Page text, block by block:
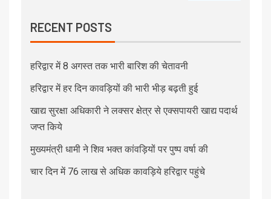
RECENT POSTS
हरिद्वार में 8 अगस्त तक भारी बारिश की चेतावनी
हरिद्वार में हर दिन कावड़ियों की भारी भीड़ बढ़ती हुई
खाद्य सुरक्षा अधिकारी ने लक्सर क्षेत्र से एक्सपायरी खाद्य पदार्थ
जप्त किये
मुख्यमंत्री धामी ने शिव भक्त कांवड़ियों पर पुष्प वर्षा की
चार दिन में 76 लाख से अधिक कावड़िये हरिद्वार पहुंचे